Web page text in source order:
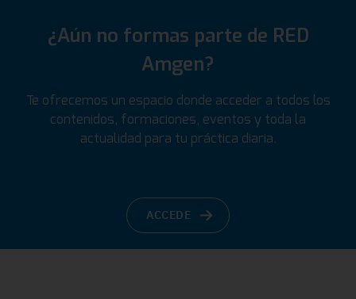
¿Aún no formas parte de RED
Amgen?
Te ofrecemos un espacio donde acceder a todos los
contenidos, formaciones, eventos y toda la
actualidad para tu práctica diaria.
ACCEDE